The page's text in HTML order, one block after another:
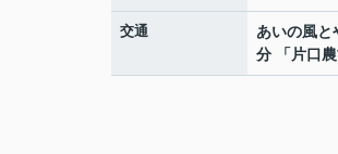
交通 あいの風と
分 「片口